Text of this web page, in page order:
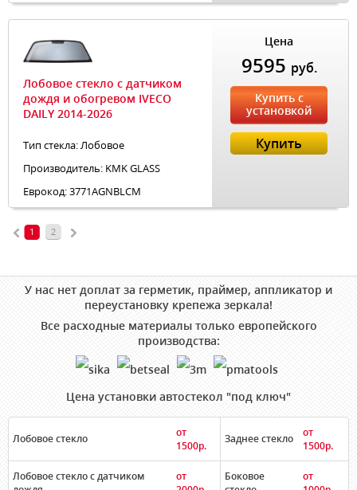
Лобовое стекло с датчиком
дождя и обогревом IVECO
DAILY 2014-2026
Тип стекла: Лобовое
Производитель: KMK GLASS
Еврокод: 3771AGNBLCM
Цена
9595 руб.
Купить с
установкой
Купить
1 2
У нас нет доплат за герметик, праймер, аппликатор и
переустановку крепежа зеркала!
Все расходные материалы только европейского
производства:
Цена установки автостекол "под ключ"
Лобовое стекло
от
1500р.
Заднее стекло
от
1500р.
Лобовое стекло с датчиком
от
Боковое
от